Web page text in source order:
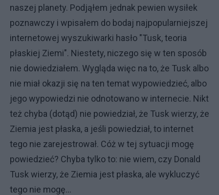
naszej planety. Podjąłem jednak pewien wysiłek
poznawczy i wpisałem do bodaj najpopularniejszej
internetowej wyszukiwarki hasło "Tusk, teoria
płaskiej Ziemi". Niestety, niczego się w ten sposób
nie dowiedziałem. Wygląda więc na to, że Tusk albo
nie miał okazji się na ten temat wypowiedzieć, albo
jego wypowiedzi nie odnotowano w internecie. Nikt
też chyba (dotąd) nie powiedział, że Tusk wierzy, że
Ziemia jest płaska, a jeśli powiedział, to internet
tego nie zarejestrował. Cóż w tej sytuacji mogę
powiedzieć? Chyba tylko to: nie wiem, czy Donald
Tusk wierzy, że Ziemia jest płaska, ale wykluczyć
tego nie mogę...